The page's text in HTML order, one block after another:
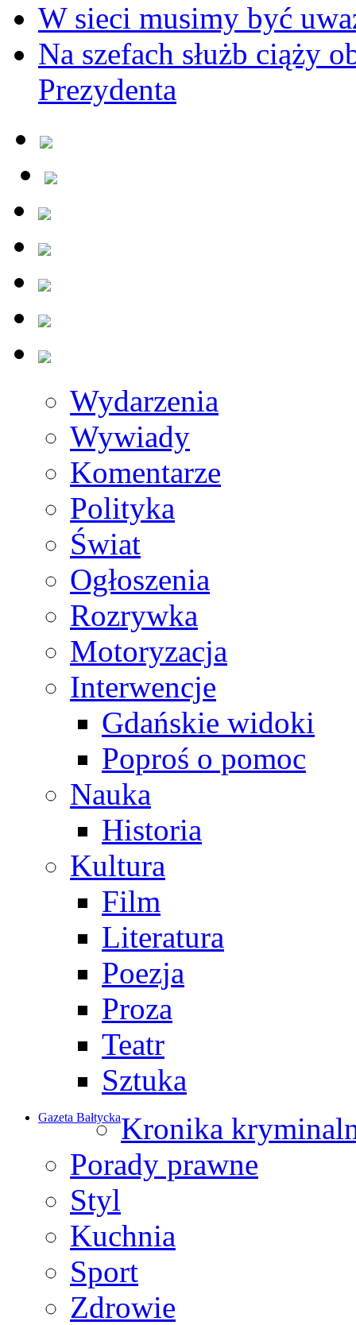
W sieci musimy być
Na szefach służb ciąży
Prezydenta
Wydarzenia
Wywiady
Komentarze
Polityka
Świat
Ogłoszenia
Rozrywka
Motoryzacja
Interwencje
Gdańskie widoki
Poproś o pomoc
Nauka
Historia
Kultura
Film
Literatura
Poezja
Proza
Teatr
Sztuka
Gazeta BałtyckaKronika
Porady prawne
Styl
Kuchnia
Sport
Zdrowie